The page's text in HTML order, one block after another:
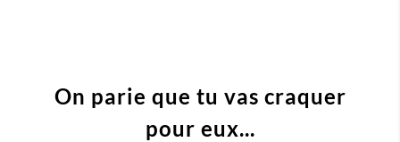
On parie que tu vas craquer
pour eux...